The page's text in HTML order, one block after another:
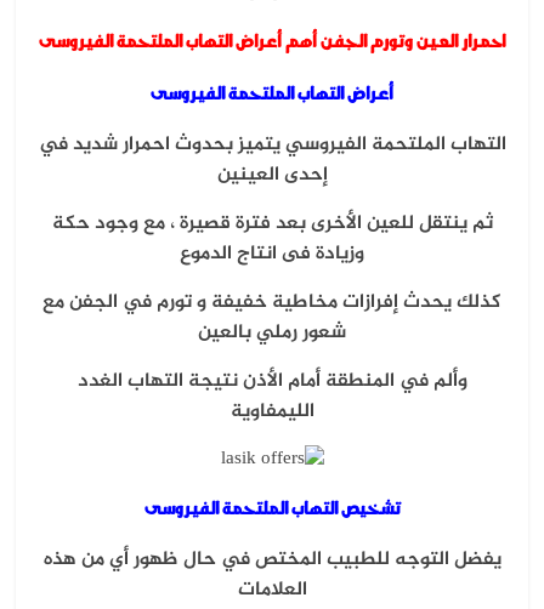
احمرار العين وتورم الجفن أهم أعراض التهاب الملتحمة الفيروسى
أعراض التهاب الملتحمة الفيروسى
التهاب الملتحمة الفيروسي يتميز بحدوث احمرار شديد في
إحدى العينين
ثم ينتقل للعين الأخرى بعد فترة قصيرة ،مع وجود حكة
وزيادة فى انتاج الدموع
كذلك يحدث إفرازات مخاطية خفيفةو تورم في الجفنمع
شعور رملي بالعين
وألم في المنطقة أمام الأذن نتيجة التهاب الغدد
الليمفاوية
تشخيص التهاب الملتحمة الفيروسى
يفضل التوجه للطبيب المختص في حال ظهور أي من هذه
العلامات